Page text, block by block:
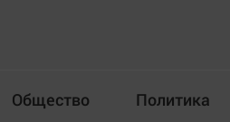
Общество Политика